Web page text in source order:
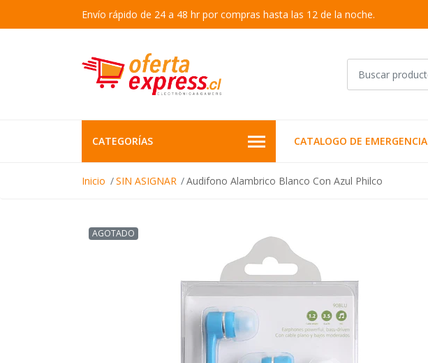
Envío rápido de 24 a 48 hr por compras hasta las 12 de la noche.
CATEGORÍAS CATALOGO DE EMERGENCIA
Inicio SIN ASIGNAR Audifono Alambrico Blanco Con Azul Philco
AGOTADO